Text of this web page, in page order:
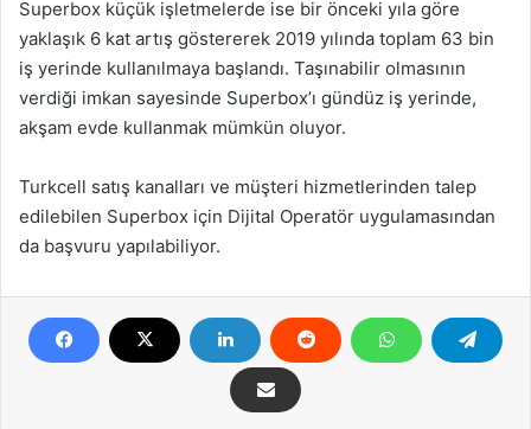
Superbox küçük işletmelerde ise bir önceki yıla göre
yaklaşık 6 kat artış göstererek 2019 yılında toplam 63 bin
iş yerinde kullanılmaya başlandı. Taşınabilir olmasının
verdiği imkan sayesinde Superbox’ı gündüz iş yerinde,
akşam evde kullanmak mümkün oluyor.
Turkcell satış kanalları ve müşteri hizmetlerinden talep
edilebilen Superbox için Dijital Operatör uygulamasından
da başvuru yapılabiliyor.